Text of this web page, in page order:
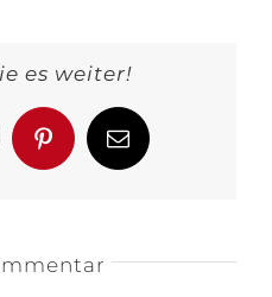
es weiter!
PinterestE-
Mail